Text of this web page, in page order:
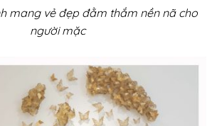
mang vẻ đẹp đằm thắm nền nã cho
người mặc